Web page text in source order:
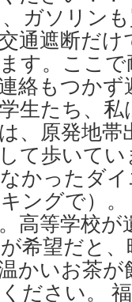
ガソリン
通遮断だ
す。ここ
絡もつか
生たち、
、原発地
て歩いて
かったダ
ングで）
高等学校が
希望だと
かいお茶
ださい。